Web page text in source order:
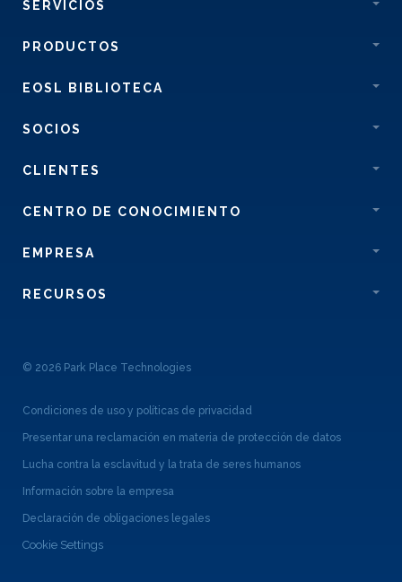
SERVICIOS
PRODUCTOS
EOSL BIBLIOTECA
SOCIOS
CLIENTES
CENTRO DE CONOCIMIENTO
EMPRESA
RECURSOS
© 2026 Park Place Technologies
Condiciones de uso y políticas de privacidad
Presentar una reclamación en materia de protección de datos
Lucha contra la esclavitud y la trata de seres humanos
Información sobre la empresa
Declaración de obligaciones legales
Cookie Settings